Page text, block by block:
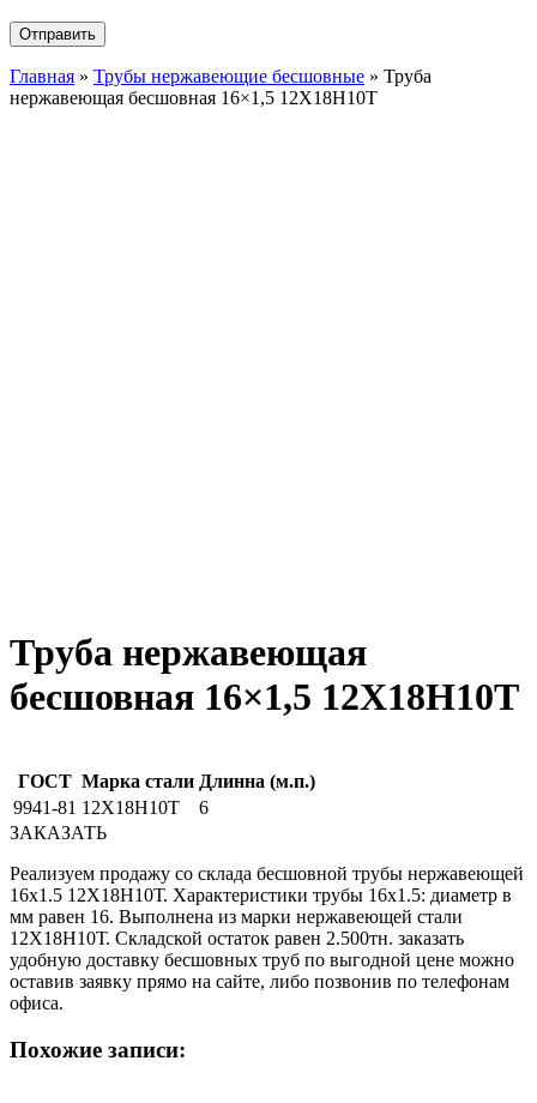
Главная » Трубы нержавеющие бесшовные » Труба
нержавеющая бесшовная 16×1,5 12X18Н10Т
Труба нержавеющая
бесшовная 16×1,5 12X18Н10Т
ГОСТ Марка стали Длинна (м.п.)
9941-81 12Х18Н10Т
6
ЗАКАЗАТЬ
Реализуем продажу со склада бесшовной трубы нержавеющей
16х1.5 12Х18Н10Т. Характеристики трубы 16х1.5: диаметр в
мм равен 16. Выполнена из марки нержавеющей стали
12Х18Н10Т. Складской остаток равен 2.500тн. заказать
удобную доставку бесшовных труб по выгодной цене можно
оставив заявку прямо на сайте, либо позвонив по телефонам
офиса.
Похожие записи: